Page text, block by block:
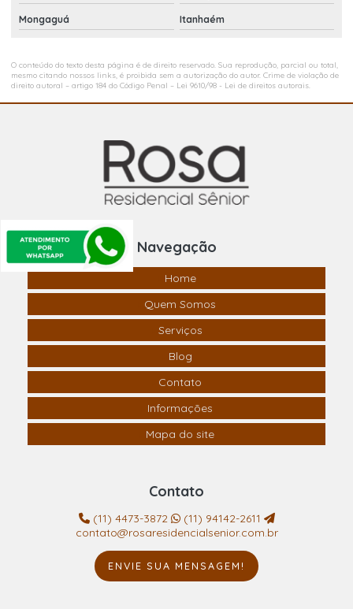
Mongaguá Itanhaém
O conteúdo do texto desta página é de direito reservado. Sua reprodução, parcial ou total,
mesmo citando nossos links, é proibida sem a autorização do autor. Crime de violação de
direito autoral – artigo 184 do Código Penal – Lei 9610/98 - Lei de direitos autorais
Navegação
Home
Quem Somos
Serviços
Blog
Contato
Informações
Mapa do site
Contato
(11) 4473-3872
(11) 94142-2611
contato@rosaresidencialsenior.com.br
ENVIE SUA MENSAGEM!